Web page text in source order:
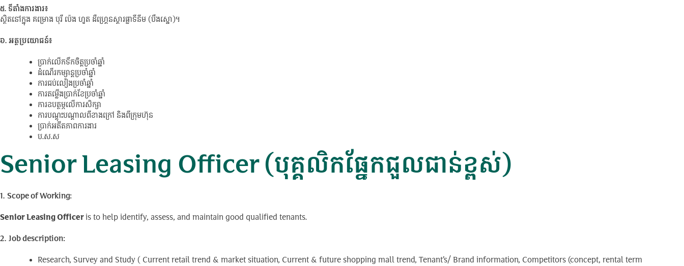
៥.​ ទីតាំងការងារ៖
ស្ថិតនៅក្នុង គម្រោង បុរី ប៉េង ហួត ដឺហ្គ្រេនស្តារផ្លាទីនីម (បឹងស្នោ)។
៦.​ អត្ថប្រយោជន៍៖
ប្រាក់លើកទឹកចិត្តប្រចាំឆ្នាំ
ដំណើរកម្សាន្តប្រចាំឆ្នាំ
ការជប់លៀងប្រចាំឆ្នាំ
ការតម្លើងប្រាក់ខែប្រចាំឆ្នាំ
ការឧបត្ថម្ភលើការសិក្សា
ការបណ្តុះបណ្តាលពីខាងក្រៅ និងពីក្រុមហ៊ុន
ប្រាក់អតីតភាពការងារ
ប.ស.ស
Senior Leasing Officer (បុគ្គលិកផ្នែកជួលជាន់ខ្ពស់)
1. Scope of Working:
Senior Leasing Officeris to help identify, assess, and maintain good qualified tenants.
2. Job description:
Research, Survey and Study ( Current retail trend & market situation, Current & future shopping mall trend, Tenant’s/ Brand information, Competitors (concept, rental term